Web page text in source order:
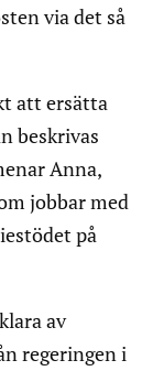
via det så
att ersätta
beskrivas
Anna,
jobbar med
på
av
regeringen i